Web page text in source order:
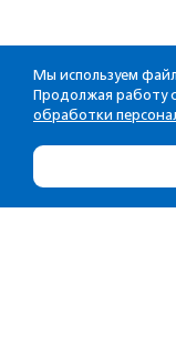
Мы используем
Продолжая работу
обработки